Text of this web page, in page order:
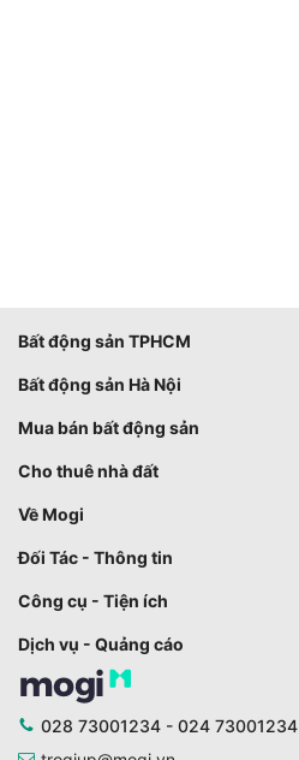
Bất động sản TPHCM
Bất động sản Hà Nội
Mua bán bất động sản
Cho thuê nhà đất
Về Mogi
Đối Tác - Thông tin
Công cụ - Tiện ích
Dịch vụ - Quảng cáo
028 73001234 - 024 73001234